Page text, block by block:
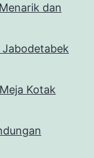
dan
Jabodetabek
Kotak